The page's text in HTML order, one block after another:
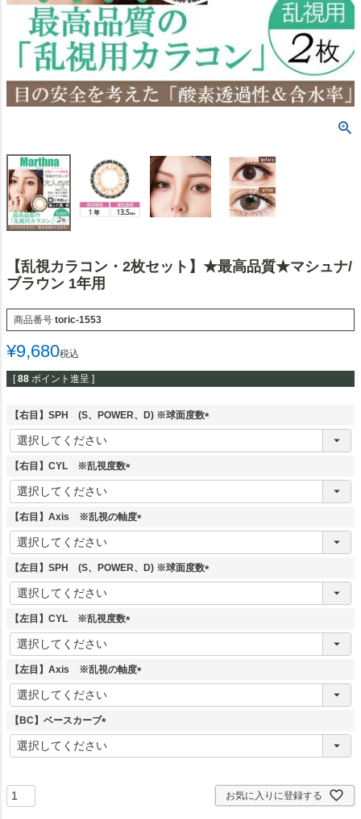
【乱視カラコン・2枚セット】★最高品質★マシュナ/
ブラウン 1年用
商品番号 toric-1553
¥9,680税込
[ 88 ポイント進呈 ]
【右目】SPH (S、POWER、D) ※球面度数
(
【右目】CYL ※乱視度数
(
須
【右目】Axis ※乱視の軸度
(
須
【左目】SPH (S、POWER、D) ※球面度数
(
【左目】CYL ※乱視度数
(
須
【左目】Axis ※乱視の軸度
(
【BC】ベースカーブ
(
お気に入りに登録する